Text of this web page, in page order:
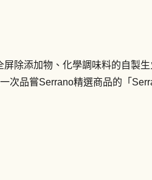
除添加物、化學調味料的自製
次品嘗Serrano精選商品的「